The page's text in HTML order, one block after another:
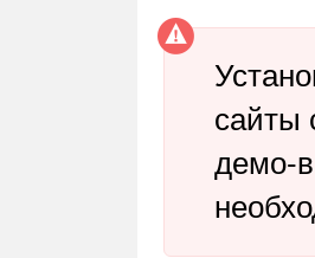
сайты
демо-